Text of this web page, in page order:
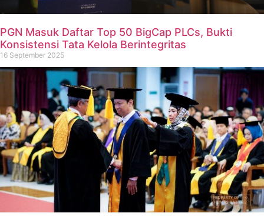
PGN Masuk Daftar Top 50 BigCap PLCs, Bukti
Konsistensi Tata Kelola Berintegritas
16 September 2025